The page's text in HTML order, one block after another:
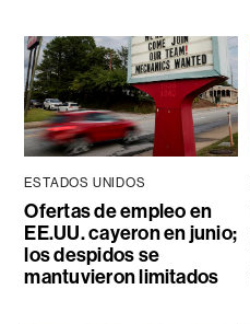
ESTADOS UNIDOS
Ofertas de empleo en
EE.UU. cayeron en junio;
los despidos se
mantuvieron limitados